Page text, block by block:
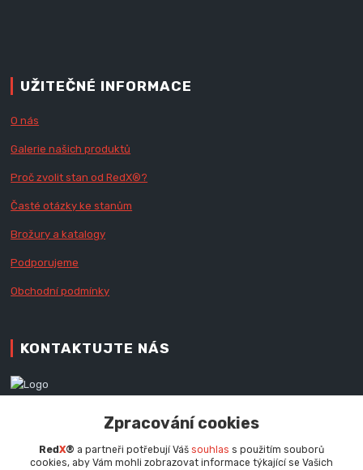
UŽITEČNÉ INFORMACE
O nás
Galerie našich produktů
Proč zvolit stan od RedX®?
Časté otázky ke stanům
Brožury a katalogy
Podporujeme
Obchodní podmínky
KONTAKTUJTE NÁS
+420 777 979 111Zpracování cookies
Red X® a partneři potřebují Váš souhlas s použitím souborů
cookies, aby Vám mohli zobrazovat informace týkající se Vašich